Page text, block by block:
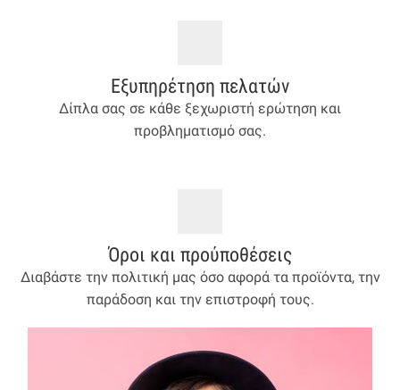
Εξυπηρέτηση πελατών
Δίπλα σας σε κάθε ξεχωριστή ερώτηση και
προβληματισμό σας.
Όροι και προύποθέσεις
Διαβάστε την πολιτική μας όσο αφορά τα προϊόντα, την
παράδοση και την επιστροφή τους.